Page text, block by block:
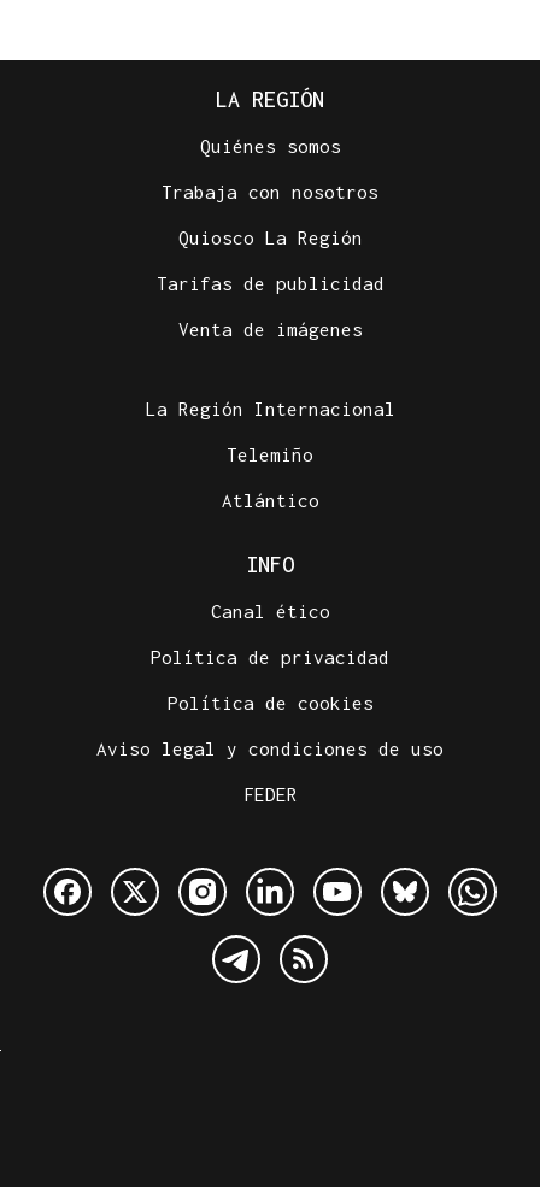
LA REGIÓN
Quiénes somos
Trabaja con nosotros
Quiosco La Región
Tarifas de publicidad
Venta de imágenes
La Región Internacional
Telemiño
Atlántico
INFO
Canal ético
Política de privacidad
Política de cookies
Aviso legal y condiciones de uso
FEDER